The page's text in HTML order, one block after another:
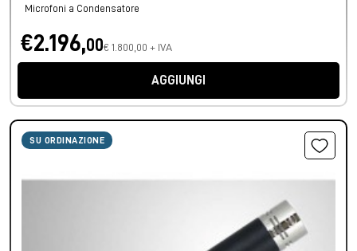
Microfoni a Condensatore
€2.196,00€ 1.800,00 + IVA
AGGIUNGI
SU ORDINAZIONE